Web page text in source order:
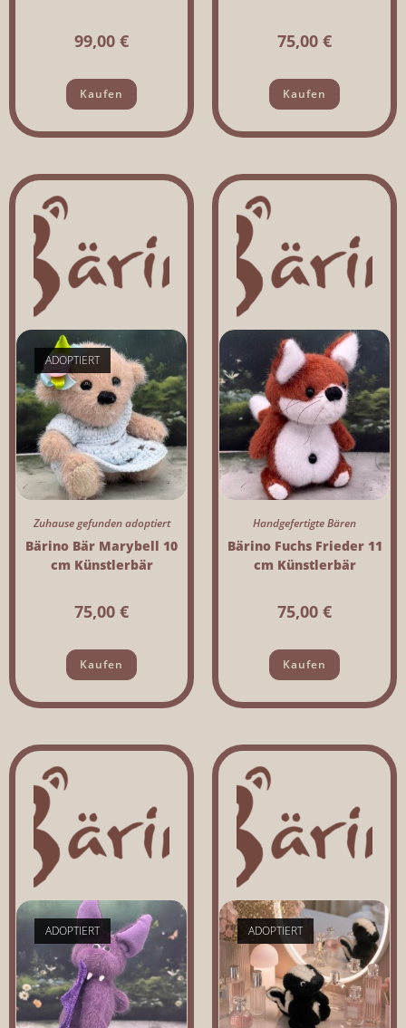
99,00 €
Kaufen
75,00 €
Kaufen
ADOPTIERT
Zuhause gefunden adoptiert
Bärino Bär Marybell 10
cm Künstlerbär
75,00 €
Kaufen
Handgefertigte Bären
Bärino Fuchs Frieder 11
cm Künstlerbär
75,00 €
Kaufen
ADOPTIERT ADOPTIERT